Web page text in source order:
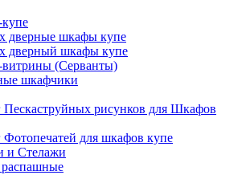
дверные шкафы купе
дверный шкафы купе
(Серванты)
шкафчики
Пескаструйных рисунков для Шкафов
Фотопечатей для шкафов купе
и Стелажи